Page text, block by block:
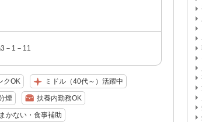
－1－11
クOK ミドル（40代～）活躍中
煙 扶養内勤務OK
まかない・食事補助